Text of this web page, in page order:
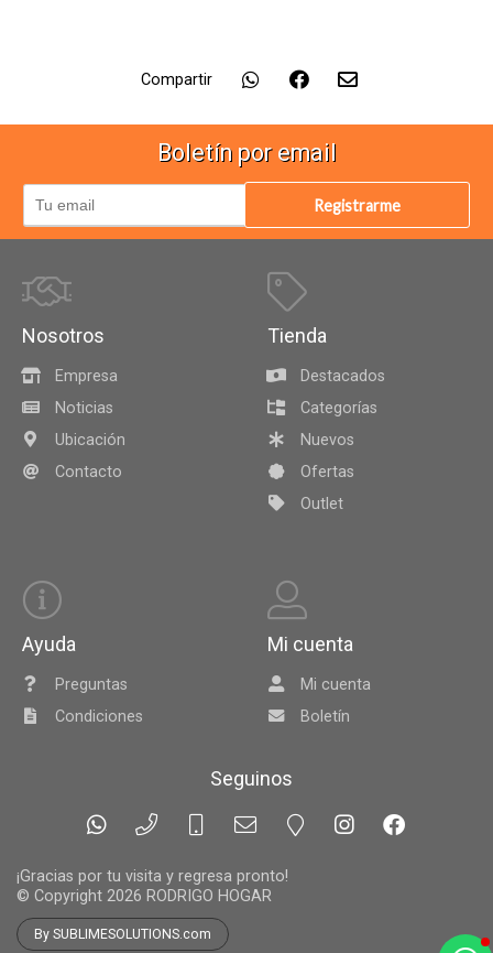
Compartir
Boletín por email
Registrarme
Nosotros
Empresa
Noticias
Ubicación
Contacto
Tienda
Destacados
Categorías
Nuevos
Ofertas
Outlet
Ayuda
Preguntas
Condiciones
Mi cuenta
Mi cuenta
Boletín
Seguinos
¡Gracias por tu visita y regresa pronto!
© Copyright 2026 RODRIGO HOGAR
By SUBLIMESOLUTIONS.com